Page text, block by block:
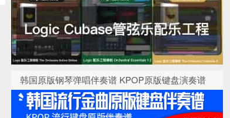
韩国原版钢琴弹唱伴奏谱 KPOP原版键盘演奏谱